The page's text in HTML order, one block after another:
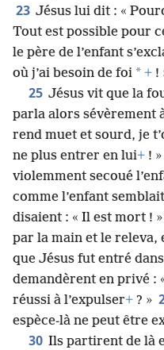
23 Jésus lui dit : «
Tout est possible pour
le père de l’enfant
où j’ai besoin de foi * + !
25 Jésus vit que la
parla alors sévèrement
rend muet et sourd, je
ne plus entrer en lui+ ! »
violemment secoué
comme l’enfant
disaient : « Il est mort ! »
par la main et le releva,
que Jésus fut entré
demandèrent en privé :
réussi à l’expulser+ ? »
espèce-là ne peut être
30 Ils partirent de là